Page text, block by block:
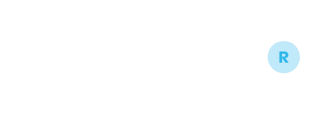
R